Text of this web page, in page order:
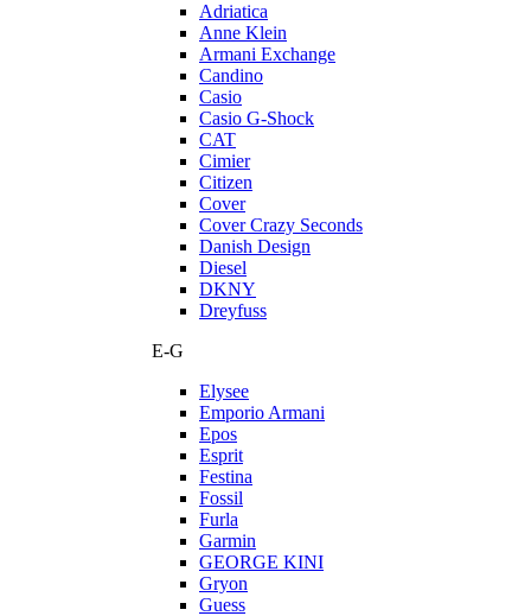
Adriatica
Anne Klein
Armani Exchange
Candino
Casio
Casio G-Shock
CAT
Cimier
Citizen
Cover
Cover Crazy Seconds
Danish Design
Diesel
DKNY
Dreyfuss
E-G
Elysee
Emporio Armani
Epos
Esprit
Festina
Fossil
Furla
Garmin
GEORGE KINI
Gryon
Guess